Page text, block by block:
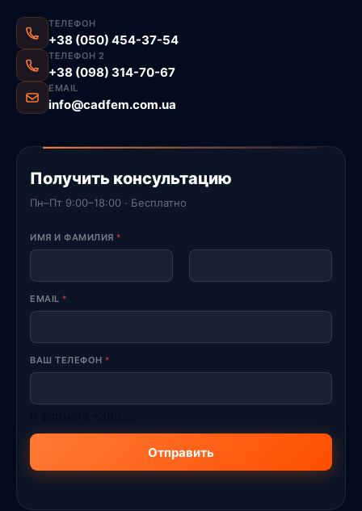
ТЕЛЕФОН
+38 (050) 454-37-54
ТЕЛЕФОН 2
+38 (098) 314-70-67
EMAIL
info@cadfem.com.ua
Получить консультацию
Пн–Пт 9:00–18:00 · Бесплатно
ИМЯ И ФАМИЛИЯ *
EMAIL *
ВАШ ТЕЛЕФОН *
Отправить